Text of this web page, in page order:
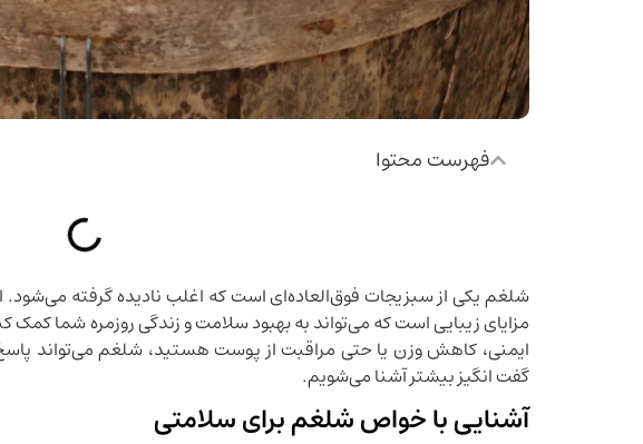
فهرست محتوا
شلغم یکی از سبزیجات فوق‌العاده‌ای است که اغلب نادیده گرفته می‌شود.
مزایای زیبایی است که می‌تواند به بهبود سلامت و زندگی روزمره شما
ایمنی، کاهش وزن یا حتی مراقبت از پوست هستید، شلغم می‌تواند
گفت انگیز بیشتر آشنا می‌شویم.
آشنایی با خواص شلغم برای سلامتی